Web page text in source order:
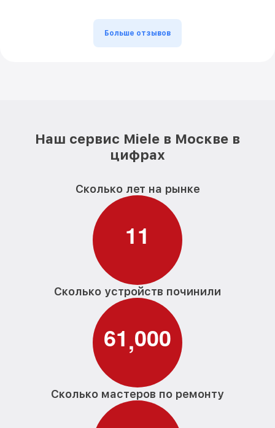
Больше отзывов
Наш сервис Miele в Москве в
цифрах
Сколько лет на рынке
11
Сколько устройств починили
61,000
Сколько мастеров по ремонту